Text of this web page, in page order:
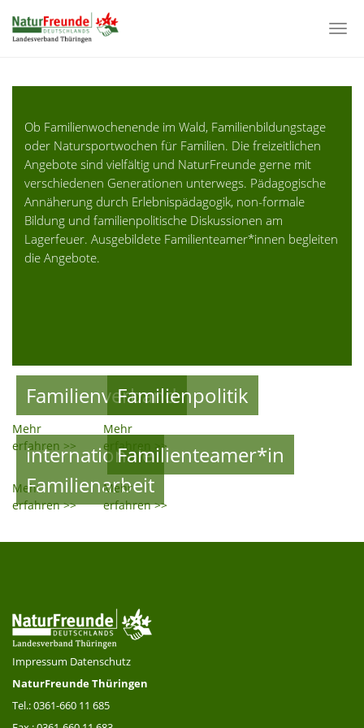
Ob Familienwochenende im Wald, Familienbildungstage
oder Natursportwochen für Familien. Die freizeitlichen
Angebote sind vielfältig und NaturFreunde gerne mit
verschiedenen Generationen unterwegs. Pädagogische
Annäherung durch Erlebnispädagogik, non-formale
Bildung und familienpolitische Diskussionen am
Lagerfeuer. Ausgebildete Familienteamer*innen begleiten
die Angebote.
Familienverband
Mehr
erfahren >>
internationale
Familienarbeit
Mehr
erfahren >>
Familienpolitik
Mehr
erfahren >>
Familienteamer*in
Mehr
erfahren >>
Impressum Datenschutz
NaturFreunde Thüringen
Tel.: 0361-660 11 685